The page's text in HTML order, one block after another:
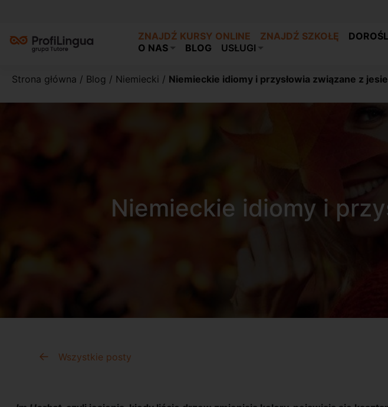
ZNAJDŹ KURSY ONLINE ZNAJDŹ SZKOŁĘ
O NAS
BLOG USŁUGI
Strona główna / Blog / Niemiecki / Niemieckie idiomy i przysłowia związane z
Niemieckie idiomy i
Wszystkie posty